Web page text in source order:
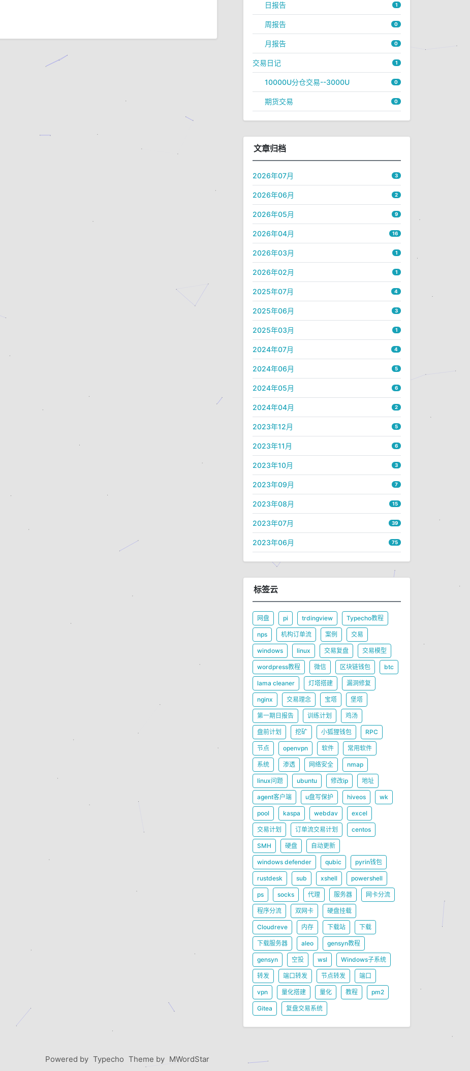
日报告 1
周报告 0
月报告 0
交易日记 1
10000U分仓交易--3000U 0
期货交易 0
文章归档
2026年07月 3
2026年06月 2
2026年05月 9
2026年04月 16
2026年03月 1
2026年02月 1
2025年07月 4
2025年06月 3
2025年03月 1
2024年07月 4
2024年06月 5
2024年05月 6
2024年04月 2
2023年12月 5
2023年11月 6
2023年10月 3
2023年09月 7
2023年08月 15
2023年07月 39
2023年06月 75
标签云
网盘 pi trdingview Typecho教程
nps 机构订单流 案例 交易
windows linux 交易复盘 交易模型
wordpress教程 微信 区块链钱包 btc
lama cleaner 灯塔搭建 漏洞修复
nginx 交易理念 宝塔 堡塔
第一期日报告 训练计划 鸡汤
盘前计划 挖矿 小狐狸钱包 RPC
节点 openvpn 软件 常用软件
系统 渗透 网络安全 nmap
linux问题 ubuntu 修改ip 地址
agent客户端 u盘写保护 hiveos wk
pool kaspa webdav excel
交易计划 订单流交易计划 centos
SMH 硬盘 自动更新
windows defender qubic pyrin钱包
rustdesk sub xshell powershell
ps socks 代理 服务器 网卡分流
程序分流 双网卡 硬盘挂载
Cloudreve 内存 下载站 下载
下载服务器 aleo gensyn教程
gensyn 空投 wsl Windows子系统
转发 端口转发 节点转发 端口
vpn 量化搭建 量化 教程 pm2
Gitea 复盘交易系统
Powered by Typecho Theme by MWordStar